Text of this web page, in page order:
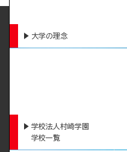
大学の理念
学校法人村崎学園
学校一覧